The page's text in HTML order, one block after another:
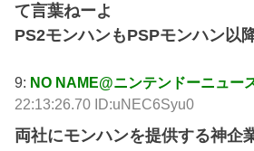
て言葉ねーよ
PS2モンハンもPSPモンハン以
9: NO NAME@ニンテンドーニュー
22:13:26.70 ID:uNEC6Syu0
両社にモンハンを提供する神企